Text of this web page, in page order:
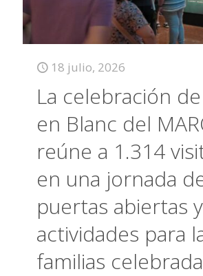
18 julio, 2026
La celebración
en Blanc del
reúne a 1.314
en una jornada
puertas abiertas y
actividades para
familias